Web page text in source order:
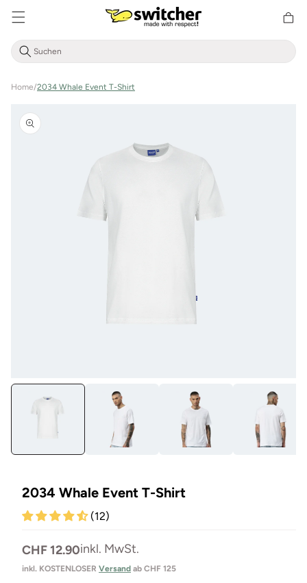
Home/2034 Whale Event T-Shirt
Produktinformationen
springen
Medien
Modal
2034 Whale Event T-Shirt
(12)
Normaler
Preis
CHF 12.90inkl. MwSt.
inkl. KOSTENLOSER Versand ab CHF 125